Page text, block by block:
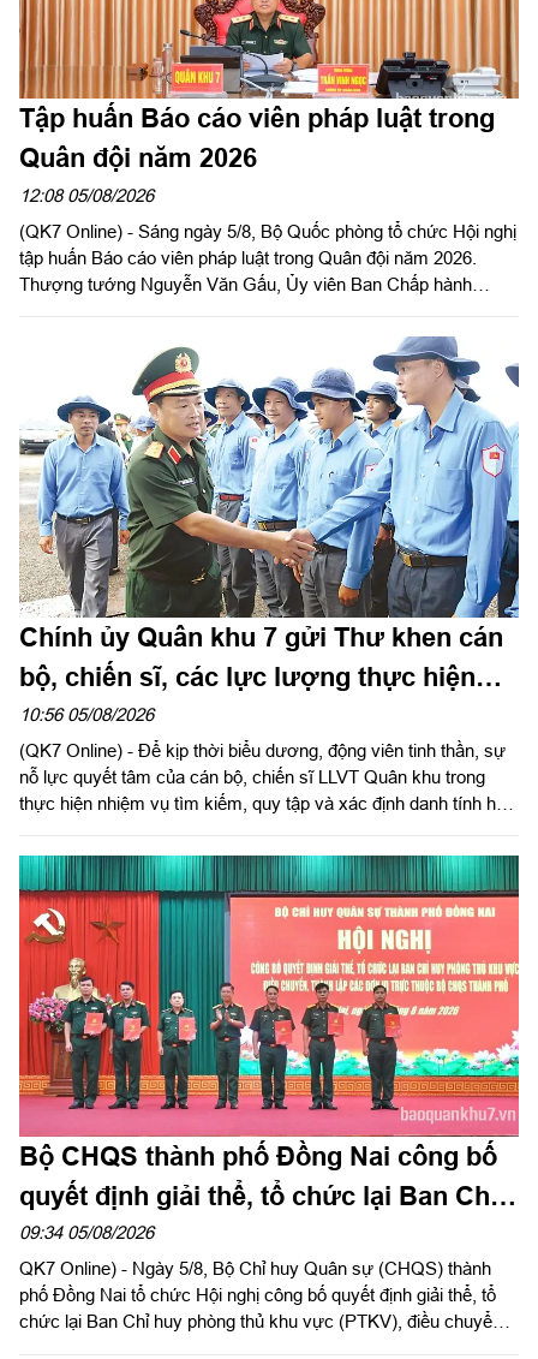
Tập huấn Báo cáo viên pháp luật trong
Quân đội năm 2026
12:08 05/08/2026
(QK7 Online) - Sáng ngày 5/8, Bộ Quốc phòng tổ chức Hội nghị
tập huấn Báo cáo viên pháp luật trong Quân đội năm 2026.
Thượng tướng Nguyễn Văn Gấu, Ủy viên Ban Chấp hành
Bộ Quốc phòng, Chủ tịch Hội đồng Phổ biến, giáo dục pháp luật
Bộ Quốc phòng chủ trì hội nghị. Hội nghị được tổ chức bằng
hình thức trực tiếp kết hợp với trực tuyến tại 122 điểm cầu
trong toàn quân.
Chính ủy Quân khu 7 gửi Thư khen cán
bộ, chiến sĩ, các lực lượng thực hiện
nhiệm vụ tìm kiếm, quy tập và xác định
danh tính hài cốt liệt sĩ
10:56 05/08/2026
(QK7 Online) - Để kịp thời biểu dương, động viên tinh thần, sự
nỗ lực quyết tâm của cán bộ, chiến sĩ LLVT Quân khu trong
thực hiện nhiệm vụ tìm kiếm, quy tập và xác định danh tính hài
Đảng ủy, Chính ủy Quân khu 7 gửi Thư khen cán bộ, chiến sĩ,
các lực lượng thực hiện nhiệm vụ tìm kiếm, quy tập và xác
định danh tính hài cốt liệt sĩ. Báo Quân khu đăng toàn văn Thư
khen của đồng chí Chính ủy Quân khu 7.
Bộ CHQS thành phố Đồng Nai công bố
quyết định giải thể, tổ chức lại Ban Chỉ
huy phòng thủ khu vực
09:34 05/08/2026
QK7 Online) - Ngày 5/8, Bộ Chỉ huy Quân sự (CHQS) thành
phố Đồng Nai tổ chức Hội nghị công bố quyết định giải thể, tổ
chức lại Ban Chỉ huy phòng thủ khu vực (PTKV), điều chuyển,